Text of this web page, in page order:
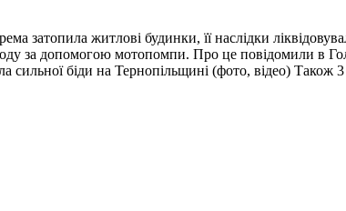
затопила житлові будинки, її наслідки
за допомогою мотопомпи. Про це повідомили в
біди на Тернопільщині (фото, відео) Також